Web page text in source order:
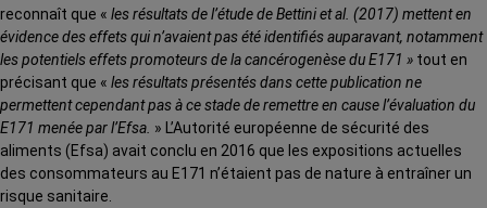
reconnaît que « les résultats del’étude de Bettini et al. (2017) mettent en
évidence des effets qui n’avaient pas été identifiés auparavant, notamment
les potentiels effets promoteurs de la cancérogenèse du E171 » tout en
précisant que « les résultats présentés dans cette publication ne
permettent cependant pas à ce stade de remettre en cause l’évaluation du
E171 menée par l’Efsa. » L’Autorité européenne de sécurité des
aliments (Efsa) avait conclu en 2016 que les expositions actuelles
des consommateurs au E171 n’étaient pas de nature à entraîner un
risque sanitaire.